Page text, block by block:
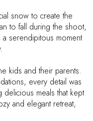
snow to create the
to fall during the shoot,
a serendipitous moment
kids and their parents.
every detail was
meals that kept
and elegant retreat,